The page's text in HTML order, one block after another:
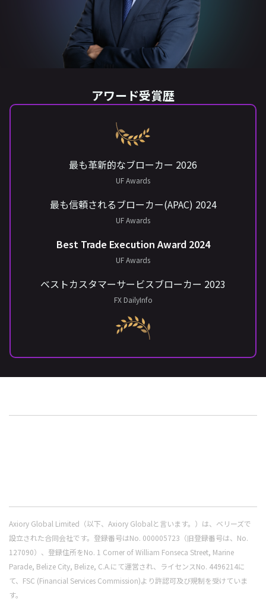
アワード受賞歴
最も革新的なブローカー 2026
UF Awards
最も信頼されるブローカー(APAC) 2024
UF Awards
Best Trade Execution Award 2024
UF Awards
ベストカスタマーサービスブローカー 2023
FX DailyInfo
Axiory Global Limited（以下、Axiory Globalと言います。）は、ベリーズで
設立された合同会社です。登録番号はNo. 000005723（旧登録番号は、No.
127090）、登録住所をNo. 1 Corner of William Fonseca Street, Marine
Parade, Belize City, Belize, C.A.にて運営され、ライセンスNo. 4496214に
て、FSC (Financial Services Commission)より許認可及び規制を受けていま
す。